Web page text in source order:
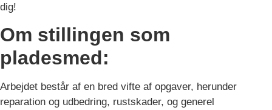
dig!
Om stillingen som
pladesmed:
Arbejdet består af en bred vifte af opgaver, herunder
reparation og udbedring, rustskader, og generel